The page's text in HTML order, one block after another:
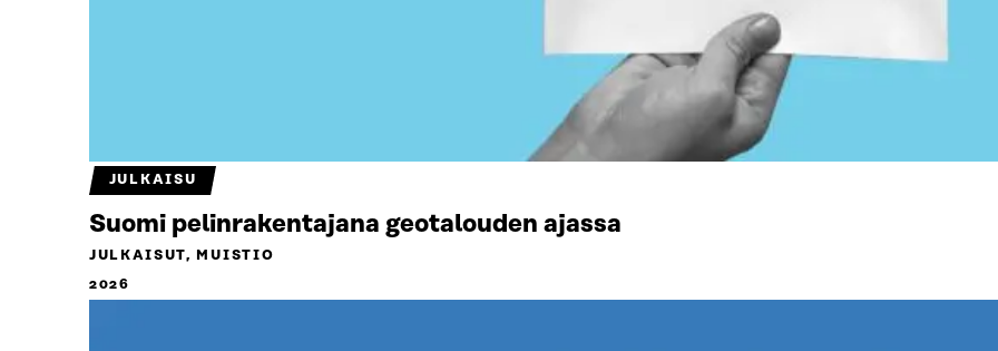
JULKAISU
Suomi pelinrakentajana geotalouden ajassa
JULKAISUT, MUISTIO
2026